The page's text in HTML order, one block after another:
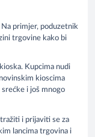
primjer, poduzetnik
trgovine kako bi
Kupcima nudi
kioscima
i još mnogo
i prijaviti se za
lancima trgovina i